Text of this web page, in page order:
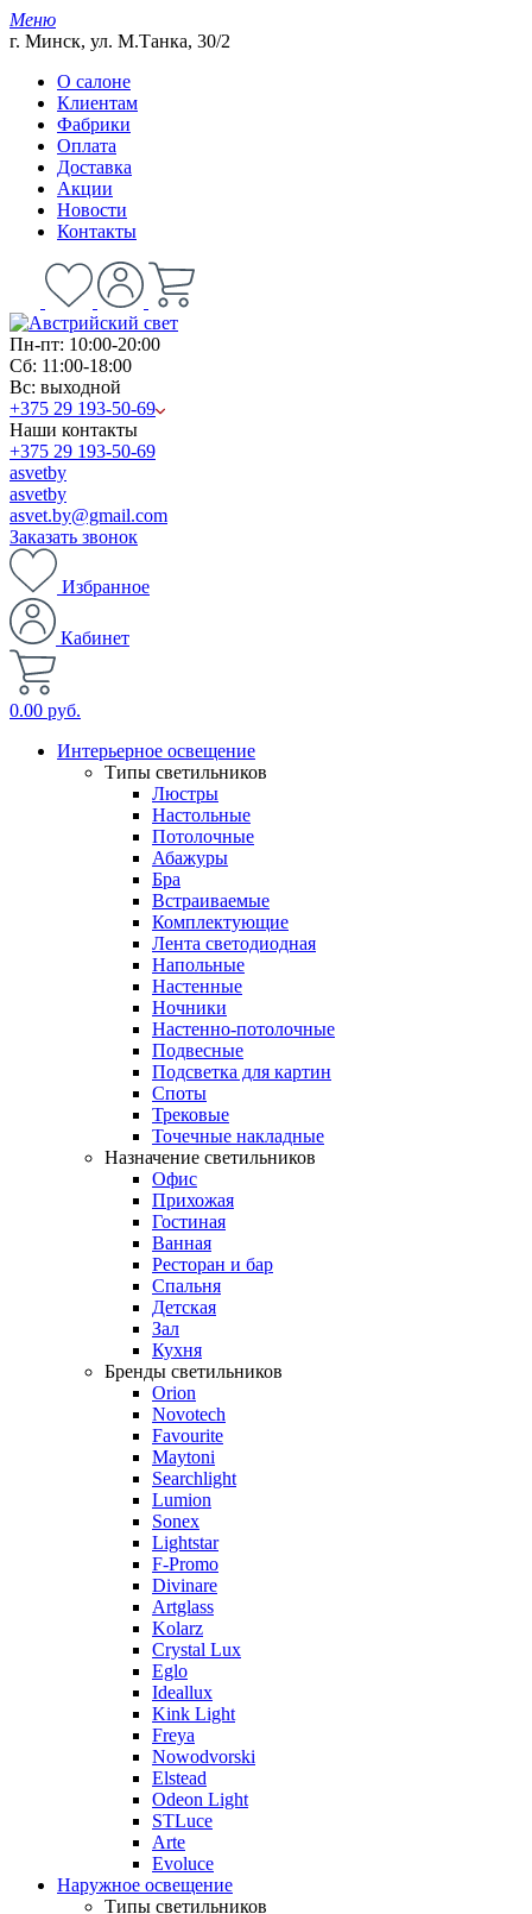
Меню
г. Минск, ул. М.Танка, 30/2
О салоне
Клиентам
Фабрики
Оплата
Доставка
Акции
Новости
Контакты
Пн-пт: 10:00-20:00
Сб: 11:00-18:00
Вс: выходной
+375 29 193-50-69
Наши контакты
+375 29 193-50-69
asvetby
asvetby
asvet.by@gmail.com
Заказать звонок
Избранное
Кабинет
0.00 руб.
Интерьерное освещение
Типы светильников
Люстры
Настольные
Потолочные
Абажуры
Бра
Встраиваемые
Комплектующие
Лента светодиодная
Напольные
Настенные
Ночники
Настенно-потолочные
Подвесные
Подсветка для картин
Споты
Трековые
Точечные накладные
Назначение светильников
Офис
Прихожая
Гостиная
Ванная
Ресторан и бар
Спальня
Детская
Зал
Кухня
Бренды светильников
Orion
Novotech
Favourite
Maytoni
Searchlight
Lumion
Sonex
Lightstar
F-Promo
Divinare
Artglass
Kolarz
Crystal Lux
Eglo
Ideallux
Kink Light
Freya
Nowodvorski
Elstead
Odeon Light
STLuce
Arte
Evoluce
Наружное освещение
Типы светильников